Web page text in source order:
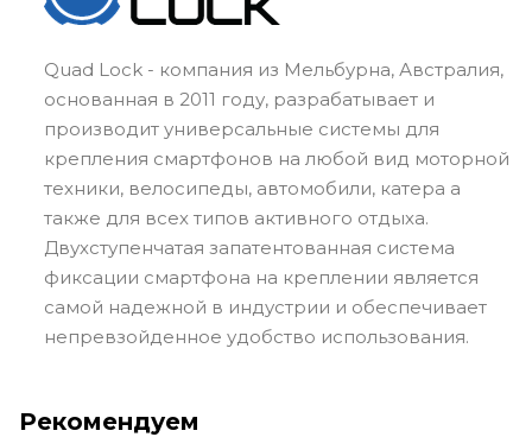
Quad Lock - компания из Мельбурна, Австралия,
основанная в 2011 году, разрабатывает и
производит универсальные системы для
крепления смартфонов на любой вид моторной
техники, велосипеды, автомобили, катера а
также для всех типов активного отдыха.
Двухступенчатая запатентованная система
фиксации смартфона на креплении является
самой надежной в индустрии и обеспечивает
непревзойденное удобство использования.
Рекомендуем